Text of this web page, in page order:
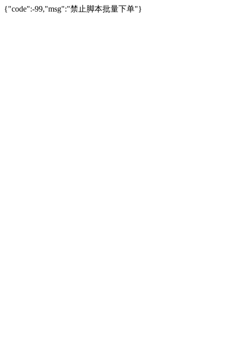
{"code":-99,"msg":"禁止脚本批量下单"}